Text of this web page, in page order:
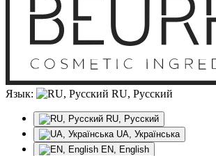
Язык: RU, Русский
RU, Русский
UA, Українська
EN, English